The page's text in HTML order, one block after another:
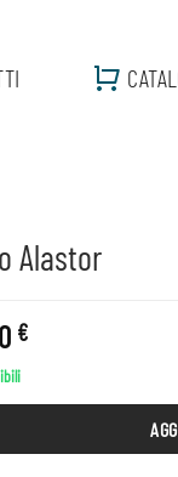
Alastor
€